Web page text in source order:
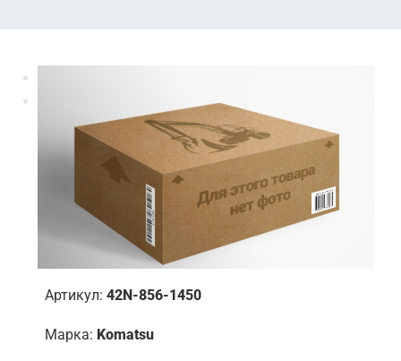
Артикул: 42N-856-1450
Марка: Komatsu